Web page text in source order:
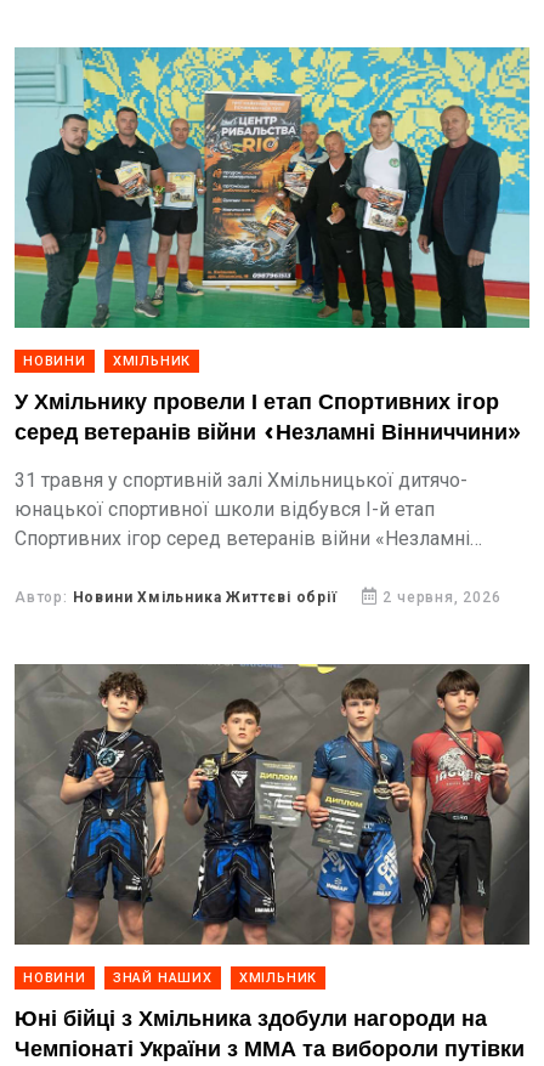
НОВИНИ ХМІЛЬНИК
У Хмільнику провели І етап Спортивних ігор
серед ветеранів війни «Незламні Вінниччини»
31 травня у спортивній залі Хмільницької дитячо-
юнацької спортивної школи відбувся І-й етап
Спортивних ігор серед ветеранів війни «Незламні
міського голови Миколи Юрчишина та...
Автор: Новини Хмільника Життєві обрії 2 червня, 2026
НОВИНИ ЗНАЙ НАШИХ ХМІЛЬНИК
Юні бійці з Хмільника здобули нагороди на
Чемпіонаті України з ММА та вибороли путівки